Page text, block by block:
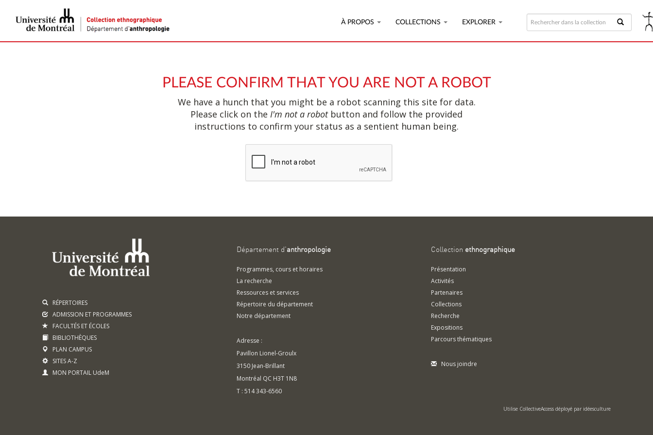
À PROPOS COLLECTIONS EXPLORER
PLEASE CONFIRM THAT YOU ARE NOT A ROBOT
We have a hunch that you might be a robot scanning this site for data.
Please click on the I'm not a robotbutton and follow the provided
instructions to confirm your status as a sentient human being.
RÉPERTOIRES
ADMISSION ET PROGRAMMES
FACULTÉS ET ÉCOLES
BIBLIOTHÈQUES
PLAN CAMPUS
SITES A-Z
MON PORTAIL UdeM
Département d'anthropologie
Programmes, cours et horaires
La recherche
Ressources et services
Répertoire du département
Notre département
Adresse :
Pavillon Lionel-Groulx
3150 Jean-Brillant
Montréal QC H3T 1N8
T : 514 343-6560
Collection ethnographique
Présentation
Activités
Partenaires
Collections
Recherche
Expositions
Parcours thématiques
Nous joindre
Utilise CollectiveAccess déployé par idéesculture